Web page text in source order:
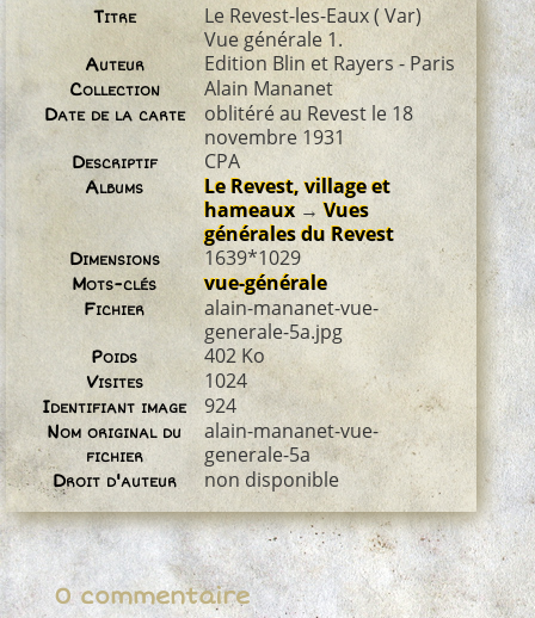
Titre
Le Revest-les-Eaux ( Var)
Vue générale 1.
Auteur Edition Blin et Rayers - Paris
Collection Alain Mananet
Date de la carte
oblitéré au Revest le 18
novembre 1931
Descriptif CPA
Albums
Le Revest, village et
hameaux→Vues
générales du Revest
Dimensions 1639*1029
Mots-clés vue-générale
Fichier
alain-mananet-vue-
generale-5a.jpg
Poids 402 Ko
Visites 1024
Identifiant image 924
Nom original du
fichier
alain-mananet-vue-
generale-5a
Droit d'auteur non disponible
0 commentaire